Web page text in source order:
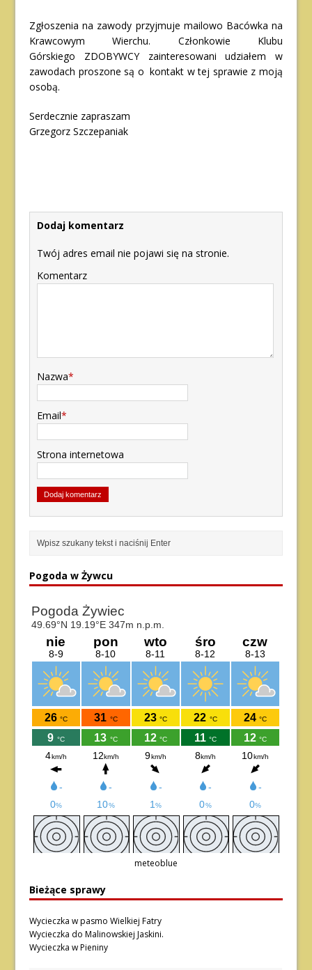
Zgłoszenia na zawody przyjmuje mailowo Bacówka na
Krawcowym Wierchu. Członkowie Klubu
Górskiego ZDOBYWCY zainteresowani udziałem w
zawodach proszone są o kontakt w tej sprawie z moją
osobą.
Serdecznie zapraszam
Grzegorz Szczepaniak
Dodaj komentarz
Twój adres email nie pojawi się na stronie.
Komentarz
Nazwa*
Email*
Strona internetowa
Pogoda w Żywcu
meteoblue
Bieżące sprawy
Wycieczka w pasmo Wielkiej Fatry
Wycieczka do Malinowskiej Jaskini.
Wycieczka w Pieniny